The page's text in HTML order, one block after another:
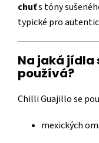
chuťs tóny
typické pro
Na jaká jídla
používá?
Chilli Guajillo se
mexických